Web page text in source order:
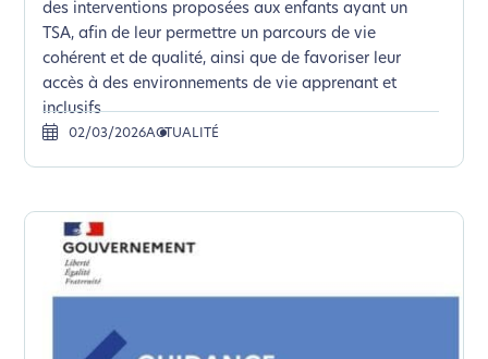
des interventions proposées aux enfants ayant un
TSA, afin de leur permettre un parcours de vie
cohérent et de qualité, ainsi que de favoriser leur
accès à des environnements de vie apprenant et
inclusifs
02/03/2026ACTUALITÉ